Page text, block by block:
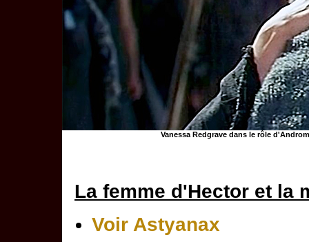
Vanessa Redgrave dans le rôle
La femme d'Hector et la
Voir Astyanax